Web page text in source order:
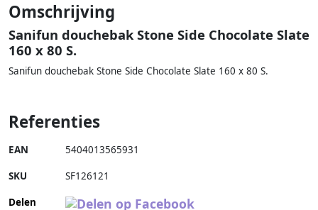
Omschrijving
Sanifun douchebak Stone Side Chocolate Slate
160 x 80 S.
Sanifun douchebak Stone Side Chocolate Slate 160 x 80 S.
Referenties
EAN 5404013565931
SKU SF126121
Delen